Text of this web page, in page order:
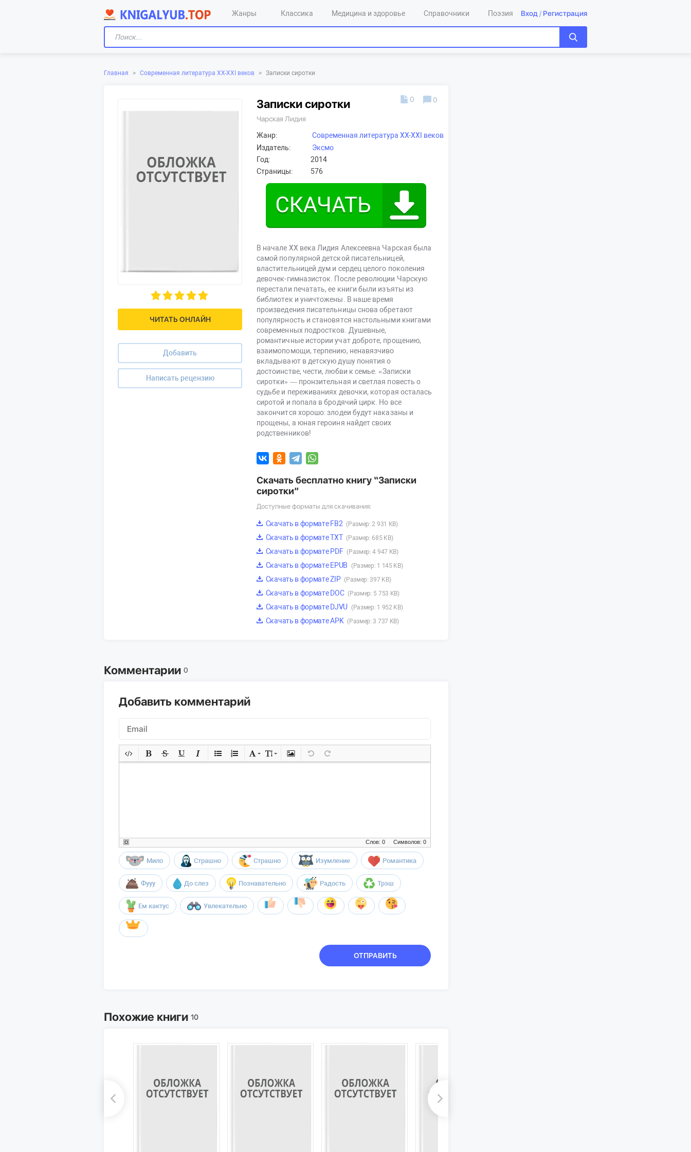
Жанры Классика Медицина и здоровье Справочники Поэзия Вход / Регистрация
Главная > Современная литература XX-XXI веков > Записки сиротки
ЧИТАТЬ ОНЛАЙН
Добавить
Написать рецензию
Записки сиротки
Чарская Лидия
Жанр:
Современная литература XX-XXI веков
Издатель:
Эксмо
Год:
2014
Страницы:
576
В начале XX века Лидия Алексеевна Чарская была
самой популярной детской писательницей,
властительницей дум и сердец целого поколения
девочек-гимназисток. После революции Чарскую
перестали печатать, ее книги были изъяты из
библиотек и уничтожены. В наше время
произведения писательницы снова обретают
популярность и становятся настольными книгами
современных подростков. Душевные,
романтичные истории учат доброте, прощению,
взаимопомощи, терпению, ненавязчиво
вкладывают в детскую душу понятия о
достоинстве, чести, любви к семье. «Записки
сиротки» — пронзительная и светлая повесть о
судьбе и переживаниях девочки, которая осталась
сиротой и попала в бродячий цирк. Но все
закончится хорошо: злодеи будут наказаны и
прощены, а юная героиня найдет своих
родственников!
0 0
Скачать бесплатно книгу “Записки
сиротки”
Доступные форматы для скачивания:
Скачать в формате FB2 (Размер: 2 931 KB)
Скачать в формате TXT (Размер: 685 KB)
Скачать в формате PDF (Размер: 4 947 KB)
Скачать в формате EPUB (Размер: 1 145 KB)
Скачать в формате ZIP (Размер: 397 KB)
Скачать в формате DOC (Размер: 5 753 KB)
Скачать в формате DJVU (Размер: 1 952 KB)
Скачать в формате APK (Размер: 3 737 KB)
Комментарии 0
Добавить комментарий
Символов: 0
Слов: 0
Мило Страшно Страшно Изумление Романтика
Фууу До слез Познавательно Радость Трэш
Ем кактус Увлекательно
ОТПРАВИТЬ
Похожие книги 10